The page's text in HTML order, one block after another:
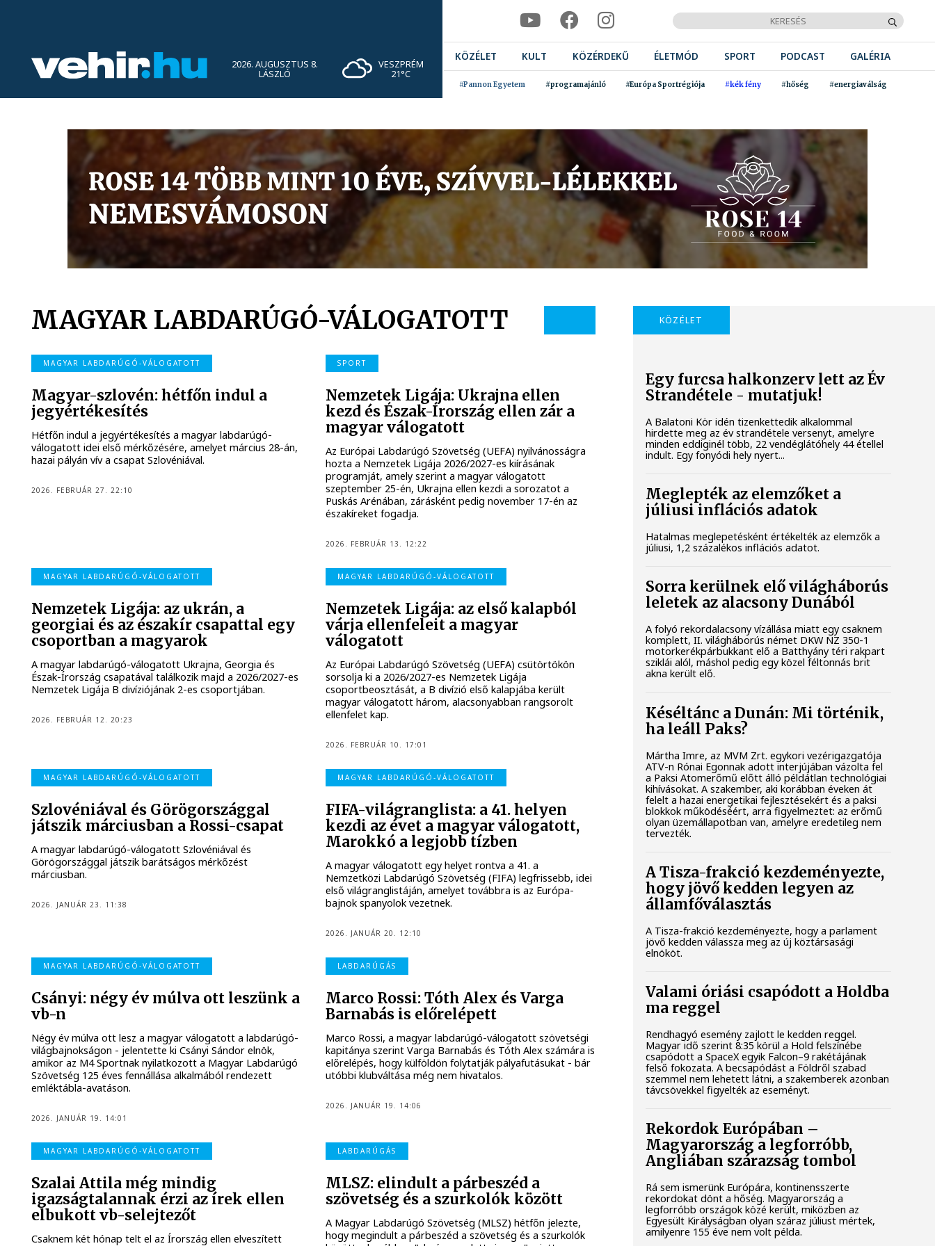
2026. AUGUSZTUS 8.
LÁSZLÓ
VESZPRÉM
21°C
KÖZÉLET KULT KÖZÉRDEKŰ ÉLETMÓD SPORT PODCAST GALÉRIA
#Pannon Egyetem #programajánló #Európa Sportrégiója #kék fény #hőség #energiaválság
MAGYAR LABDARÚGÓ-VÁLOGATOTT
MAGYAR LABDARÚGÓ-VÁLOGATOTT
Magyar-szlovén: hétfőn indul a
jegyértékesítés
Hétfőn indul a jegyértékesítés a magyar labdarúgó-
válogatott idei első mérkőzésére, amelyet március 28-án,
hazai pályán vív a csapat Szlovéniával.
2026. FEBRUÁR 27. 22:10
SPORT
Nemzetek Ligája: Ukrajna ellen
kezd és Észak-Írország ellen zár a
magyar válogatott
Az Európai Labdarúgó Szövetség (UEFA) nyilvánosságra
hozta a Nemzetek Ligája 2026/2027-es kiírásának
programját, amely szerint a magyar válogatott
szeptember 25-én, Ukrajna ellen kezdi a sorozatot a
Puskás Arénában, zárásként pedig november 17-én az
északíreket fogadja.
2026. FEBRUÁR 13. 12:22
MAGYAR LABDARÚGÓ-VÁLOGATOTT
Nemzetek Ligája: az ukrán, a
georgiai és az északír csapattal egy
csoportban a magyarok
A magyar labdarúgó-válogatott Ukrajna, Georgia és
Észak-Írország csapatával találkozik majd a 2026/2027-es
Nemzetek Ligája B divíziójának 2-es csoportjában.
2026. FEBRUÁR 12. 20:23
MAGYAR LABDARÚGÓ-VÁLOGATOTT
Nemzetek Ligája: az első kalapból
várja ellenfeleit a magyar
válogatott
Az Európai Labdarúgó Szövetség (UEFA) csütörtökön
sorsolja ki a 2026/2027-es Nemzetek Ligája
csoportbeosztását, a B divízió első kalapjába került
magyar válogatott három, alacsonyabban rangsorolt
ellenfelet kap.
2026. FEBRUÁR 10. 17:01
MAGYAR LABDARÚGÓ-VÁLOGATOTT
Szlovéniával és Görögországgal
játszik márciusban a Rossi-csapat
A magyar labdarúgó-válogatott Szlovéniával és
Görögországgal játszik barátságos mérkőzést
márciusban.
2026. JANUÁR 23. 11:38
MAGYAR LABDARÚGÓ-VÁLOGATOTT
FIFA-világranglista: a 41. helyen
kezdi az évet a magyar válogatott,
Marokkó a legjobb tízben
A magyar válogatott egy helyet rontva a 41. a
Nemzetközi Labdarúgó Szövetség (FIFA) legfrissebb, idei
első világranglistáján, amelyet továbbra is az Európa-
bajnok spanyolok vezetnek.
2026. JANUÁR 20. 12:10
MAGYAR LABDARÚGÓ-VÁLOGATOTT
Csányi: négy év múlva ott leszünk a
vb-n
Négy év múlva ott lesz a magyar válogatott a labdarúgó-
világbajnokságon - jelentette ki Csányi Sándor elnök,
amikor az M4 Sportnak nyilatkozott a Magyar Labdarúgó
Szövetség 125 éves fennállása alkalmából rendezett
emléktábla-avatáson.
2026. JANUÁR 19. 14:01
LABDARÚGÁS
Marco Rossi: Tóth Alex és Varga
Barnabás is előrelépett
Marco Rossi, a magyar labdarúgó-válogatott szövetségi
kapitánya szerint Varga Barnabás és Tóth Alex számára is
előrelépés, hogy külföldön folytatják pályafutásukat - bár
utóbbi klubváltása még nem hivatalos.
2026. JANUÁR 19. 14:06
MAGYAR LABDARÚGÓ-VÁLOGATOTT
Szalai Attila még mindig
igazságtalannak érzi az írek ellen
elbukott vb-selejtezőt
Csaknem két hónap telt el az Írország ellen elveszített
LABDARÚGÁS
MLSZ: elindult a párbeszéd a
szövetség és a szurkolók között
A Magyar Labdarúgó Szövetség (MLSZ) hétfőn jelezte,
hogy megindult a párbeszéd a szövetség és a szurkolók
KÖZÉLET
Egy furcsa halkonzerv lett az Év
Strandétele - mutatjuk!
A Balatoni Kör idén tizenkettedik alkalommal
hirdette meg az év strandétele versenyt, amelyre
minden eddiginél több, 22 vendéglátóhely 44 étellel
indult. Egy fonyódi hely nyert...
Meglepték az elemzőket a
júliusi inflációs adatok
Hatalmas meglepetésként értékelték az elemzők a
júliusi, 1,2 százalékos inflációs adatot.
Sorra kerülnek elő világháborús
leletek az alacsony Dunából
A folyó rekordalacsony vízállása miatt egy csaknem
komplett, II. világháborús német DKW NZ 350-1
motorkerékpárbukkant elő a Batthyány téri rakpart
sziklái alól, máshol pedig egy közel féltonnás brit
akna került elő.
Késéltánc a Dunán: Mi történik,
ha leáll Paks?
Mártha Imre, az MVM Zrt. egykori vezérigazgatója
ATV-n Rónai Egonnak adott interjújában vázolta fel
a Paksi Atomerőmű előtt álló példátlan technológiai
kihívásokat. A szakember, aki korábban éveken át
felelt a hazai energetikai fejlesztésekért és a paksi
blokkok működéséért, arra figyelmeztet: az erőmű
olyan üzemállapotban van, amelyre eredetileg nem
tervezték.
A Tisza-frakció kezdeményezte,
hogy jövő kedden legyen az
államfőválasztás
A Tisza-frakció kezdeményezte, hogy a parlament
jövő kedden válassza meg az új köztársasági
elnököt.
Valami óriási csapódott a Holdba
ma reggel
Rendhagyó esemény zajlott le kedden reggel.
Magyar idő szerint 8:35 körül a Hold felszínébe
csapódott a SpaceX egyik Falcon–9 rakétájának
felső fokozata. A becsapódást a Földről szabad
szemmel nem lehetett látni, a szakemberek azonban
távcsövekkel figyelték az eseményt.
Rekordok Európában –
Magyarország a legforróbb,
Angliában szárazság tombol
Rá sem ismerünk Európára, kontinensszerte
rekordokat dönt a hőség. Magyarország a
legforróbb országok közé került, miközben az
Egyesült Királyságban olyan száraz júliust mértek,
amilyenre 155 éve nem volt példa.